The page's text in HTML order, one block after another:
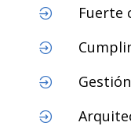
Fuerte